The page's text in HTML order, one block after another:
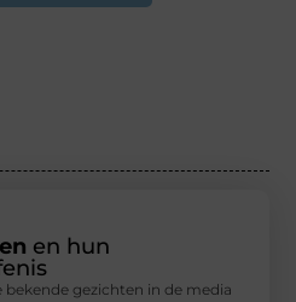
en hun
bekende gezichten in de media